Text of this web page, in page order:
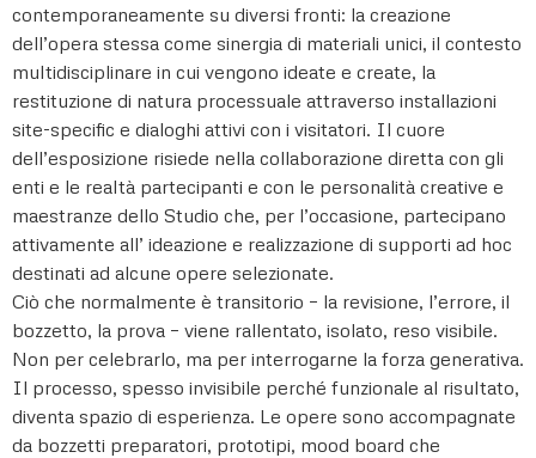
contemporaneamente su diversi fronti: la creazione
dell’opera stessa come sinergia di materiali unici, il contesto
multidisciplinare in cui vengono ideate e create, la
restituzione di natura processuale attraverso installazioni
site-specific e dialoghi attivi con i visitatori. Il cuore
dell’esposizione risiede nella collaborazione diretta con gli
enti e le realtà partecipanti e con le personalità creative e
maestranze dello Studio che, per l’occasione, partecipano
attivamente all’ ideazione e realizzazione di supporti ad hoc
destinati ad alcune opere selezionate.
Ciò che normalmente è transitorio – la revisione, l’errore, il
bozzetto, la prova – viene rallentato, isolato, reso visibile.
Non per celebrarlo, ma per interrogarne la forza generativa.
Il processo, spesso invisibile perché funzionale al risultato,
diventa spazio di esperienza. Le opere sono accompagnate
da bozzetti preparatori, prototipi, mood board che